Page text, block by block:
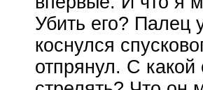
Убить его? Палец
коснулся
отпрянул. С какой